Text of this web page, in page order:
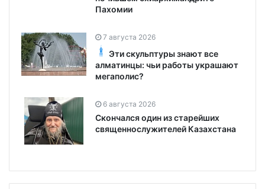
Пахомии
7 августа 2026
Эти скульптуры знают все
алматинцы: чьи работы украшают
мегаполис?
6 августа 2026
Скончался один из старейших
священнослужителей Казахстана